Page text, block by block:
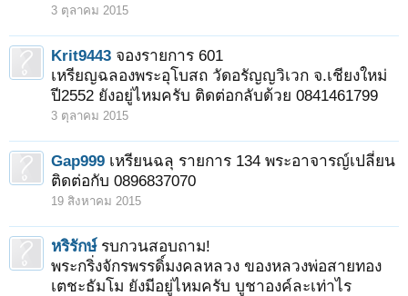
3 ตุลาคม 2015
Krit9443 จองรายการ 601
เหรียญฉลองพระอุโบสถ วัดอรัญญวิเวก จ.เชียงใหม่
ปี2552 ยังอยู่ไหมครับ ติดต่อกลับด้วย 0841461799
3 ตุลาคม 2015
Gap999 เหรียนฉลุ รายการ 134 พระอาจารญ์เปลี่ยน
ติดต่อกับ 0896837070
19 สิงหาคม 2015
หริรักษ์ รบกวนสอบถาม!
พระกริ่งจักรพรรดิ์มงคลหลวง ของหลวงพ่อสายทอง
เตชะธัมโม ยังมีอยู่ไหมครับ บูชาองค์ละเท่าไร